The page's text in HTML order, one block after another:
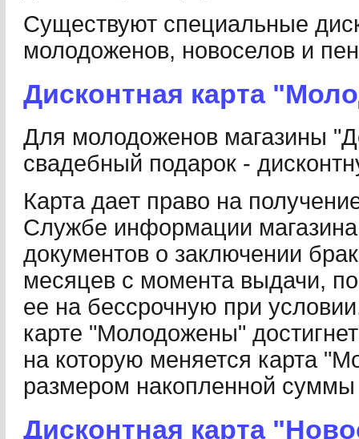
Существуют специальные
молодоженов, новоселов и
Дисконтная карта
Для молодоженов магазины
свадебный подарок -
Карта дает право на
Службе информации
документов о заключении
месяцев с момента выдачи,
ее на бессрочную при
карте "Молодожены"
на которую меняется карта
размером накопленной суммы
Дисконтная карта